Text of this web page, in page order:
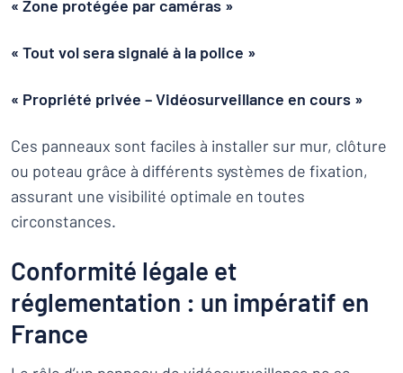
« Zone protégée par caméras »
« Tout vol sera signalé à la police »
« Propriété privée – Vidéosurveillance en cours »
Ces panneaux sont faciles à installer sur mur, clôture
ou poteau grâce à différents systèmes de fixation,
assurant une visibilité optimale en toutes
circonstances.
Conformité légale et
réglementation : un impératif en
France